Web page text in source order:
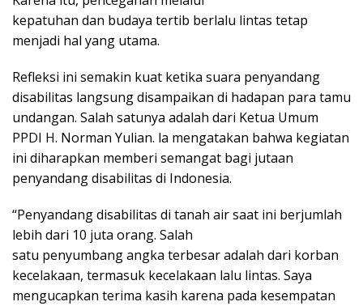
kepatuhan dan budaya tertib berlalu lintas tetap
menjadi hal yang utama.
Refleksi ini semakin kuat ketika suara penyandang
disabilitas langsung disampaikan di hadapan para tamu
undangan. Salah satunya adalah dari Ketua Umum
PPDI H. Norman Yulian. la mengatakan bahwa kegiatan
ini diharapkan memberi semangat bagi jutaan
penyandang disabilitas di Indonesia.
“Penyandang disabilitas di tanah air saat ini berjumlah
lebih dari 10 juta orang. Salah
satu penyumbang angka terbesar adalah dari korban
kecelakaan, termasuk kecelakaan lalu lintas. Saya
mengucapkan terima kasih karena pada kesempatan